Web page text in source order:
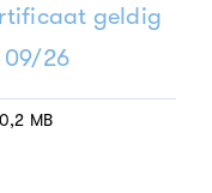
geldig
26
0,2 MB